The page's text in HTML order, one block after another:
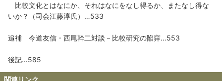
比較文化とはなにか、それはなにをなし得るか、またなし得な
いか？（司会江藤淳氏）…533
追補 今道友信・西尾幹二対談－比較研究の陥穽…553
後記…585
関連リンク